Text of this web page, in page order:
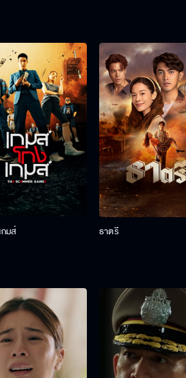
กมส์ ธาตรี